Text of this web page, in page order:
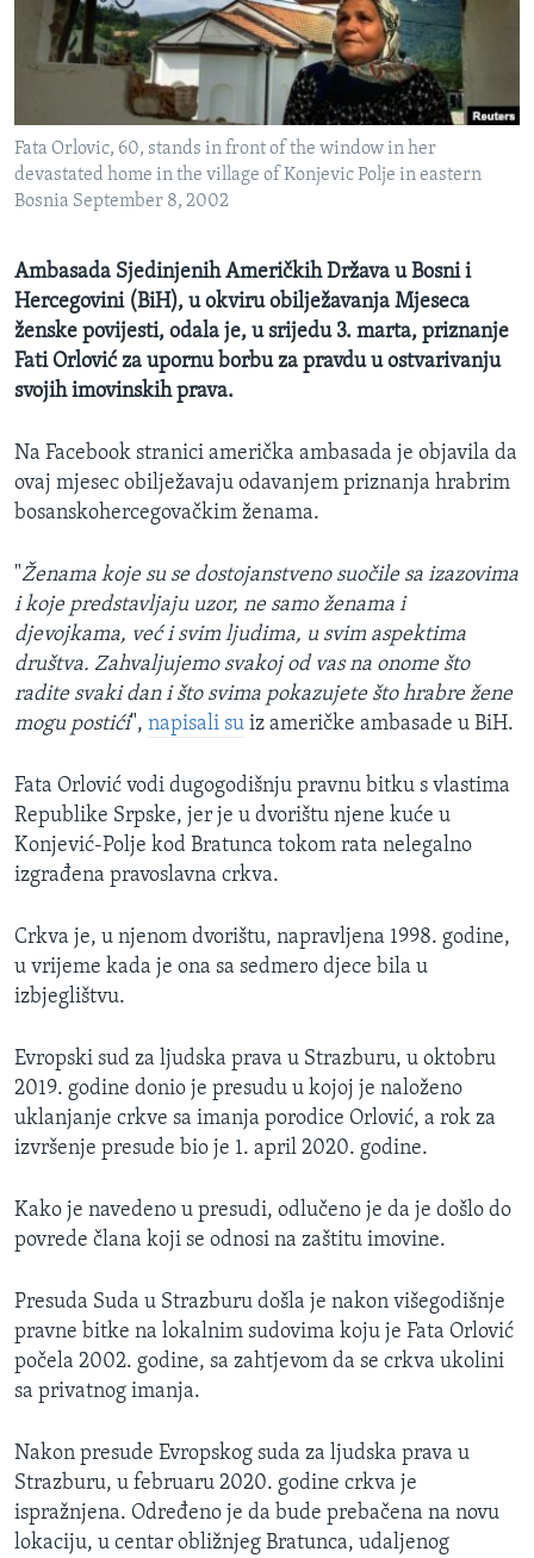
MAGAZIN
O GLASU AMERIKE
Learning English
PRATITE NAS
Jezici
Fata Orlovic, 60, stands in front of the window in her
devastated home in the village of Konjevic Polje in eastern
Bosnia September 8, 2002
Ambasada Sjedinjenih Američkih Država u Bosni i
Hercegovini (BiH), u okviru obilježavanja Mjeseca
ženske povijesti, odala je, u srijedu 3. marta, priznanje
Fati Orlović za upornu borbu za pravdu u ostvarivanju
svojih imovinskih prava.
Na Facebook stranici američka ambasada je objavila da
ovaj mjesec obilježavaju odavanjem priznanja hrabrim
bosanskohercegovačkim ženama.
"Ženama koje su se dostojanstveno suočile sa izazovima
i koje predstavljaju uzor, ne samo ženama i
djevojkama, već i svim ljudima, u svim aspektima
društva. Zahvaljujemo svakoj od vas na onome što
radite svaki dan i što svima pokazujete što hrabre žene
mogu postići", napisali su iz američke ambasade u BiH.
Fata Orlović vodi dugogodišnju pravnu bitku s vlastima
Republike Srpske, jer je u dvorištu njene kuće u
Konjević-Polje kod Bratunca tokom rata nelegalno
izgrađena pravoslavna crkva.
Crkva je, u njenom dvorištu, napravljena 1998. godine,
u vrijeme kada je ona sa sedmero djece bila u
izbjeglištvu.
Evropski sud za ljudska prava u Strazburu, u oktobru
2019. godine donio je presudu u kojoj je naloženo
uklanjanje crkve sa imanja porodice Orlović, a rok za
izvršenje presude bio je 1. april 2020. godine.
Kako je navedeno u presudi, odlučeno je da je došlo do
povrede člana koji se odnosi na zaštitu imovine.
Presuda Suda u Strazburu došla je nakon višegodišnje
pravne bitke na lokalnim sudovima koju je Fata Orlović
počela 2002. godine, sa zahtjevom da se crkva ukolini
sa privatnog imanja.
Nakon presude Evropskog suda za ljudska prava u
Strazburu, u februaru 2020. godine crkva je
ispražnjena. Određeno je da bude prebačena na novu
lokaciju, u centar obližnjeg Bratunca, udaljenog